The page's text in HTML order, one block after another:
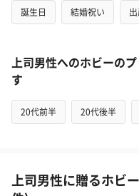
誕生日 結婚祝い
上司男性へのホビーの
す
20代前半 20代後半
上司男性に贈るホビ